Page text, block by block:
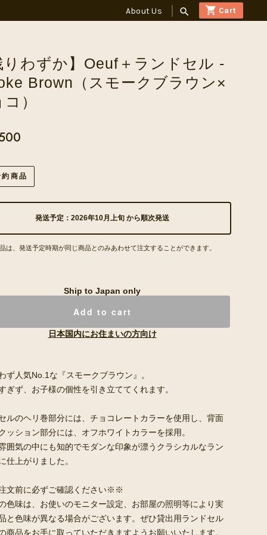
About Us search
りわずか】Oeuf＋ランドセル -
Brown（スモークブラウン×
）
約商品
発送予定：2026年10月上旬 から順次発送
は、発送予定時期が同じ商品とのみあわせて注文することができます。
Ship to Japan only
Add to cart
日本国内にお住まいの方向け
ず人気No.1な『スモークブラウン』。
ぎず、お子様の個性を引き立ててくれます。
ルのヘリ巻部分には、チョコレートカラーを使用し、背面
ッション部分には、オフホワイトカラーを採用。
囲気の中にも知的でモダンな印象が漂うクラシカルなラン
仕上がりました。
前に必ずご確認ください※※
色味は、お使いのモニター設定、お部屋の照明等により実
と色味が異なる場合がございます。ぜひ貸出用ランドセル
商品をお手に取っていただきますようお願いいたします。